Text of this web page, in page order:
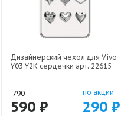
Дизайнерский чехол для Vivo
Y03 Y2K сердечки арт: 22615
790
590 ₽
по акции
290 ₽